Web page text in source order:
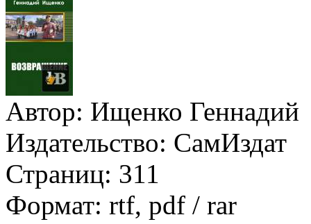
Автор: Ищенко Геннадий
Издательство: СамИздат
Страниц: 311
Формат: rtf, pdf / rar